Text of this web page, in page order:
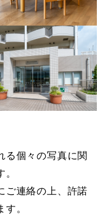
る個々の写真に関
ご連絡の上、許諾
。